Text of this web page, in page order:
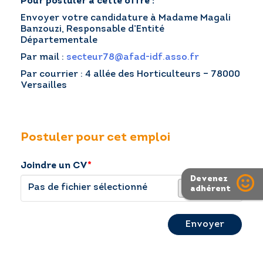
Envoyer votre candidature à Madame Magali
Banzouzi, Responsable d’Entité
Départementale
Par mail : secteur78@afad-idf.asso.fr
Par courrier : 4 allée des Horticulteurs – 78000
Versailles
Postuler pour cet emploi
Joindre un CV*
Pas de fichier sélectionné Parcourir
Envoyer
Devenez
adhérent